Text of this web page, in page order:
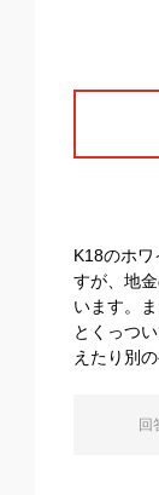
K18のホ
すが、地
います。
とくっつ
えたり別
回